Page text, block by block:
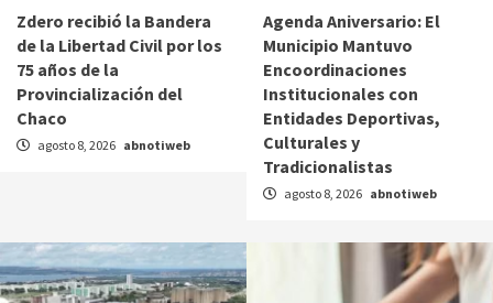
Zdero recibió la Bandera
de la Libertad Civil por los
75 años de la
Provincialización del
Chaco
agosto 8, 2026 abnotiweb
Agenda Aniversario: El
Municipio Mantuvo
Encoordinaciones
Institucionales con
Entidades Deportivas,
Culturales y
Tradicionalistas
agosto 8, 2026 abnotiweb